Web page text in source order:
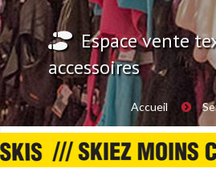
Espace vente
accessoires
Accueil